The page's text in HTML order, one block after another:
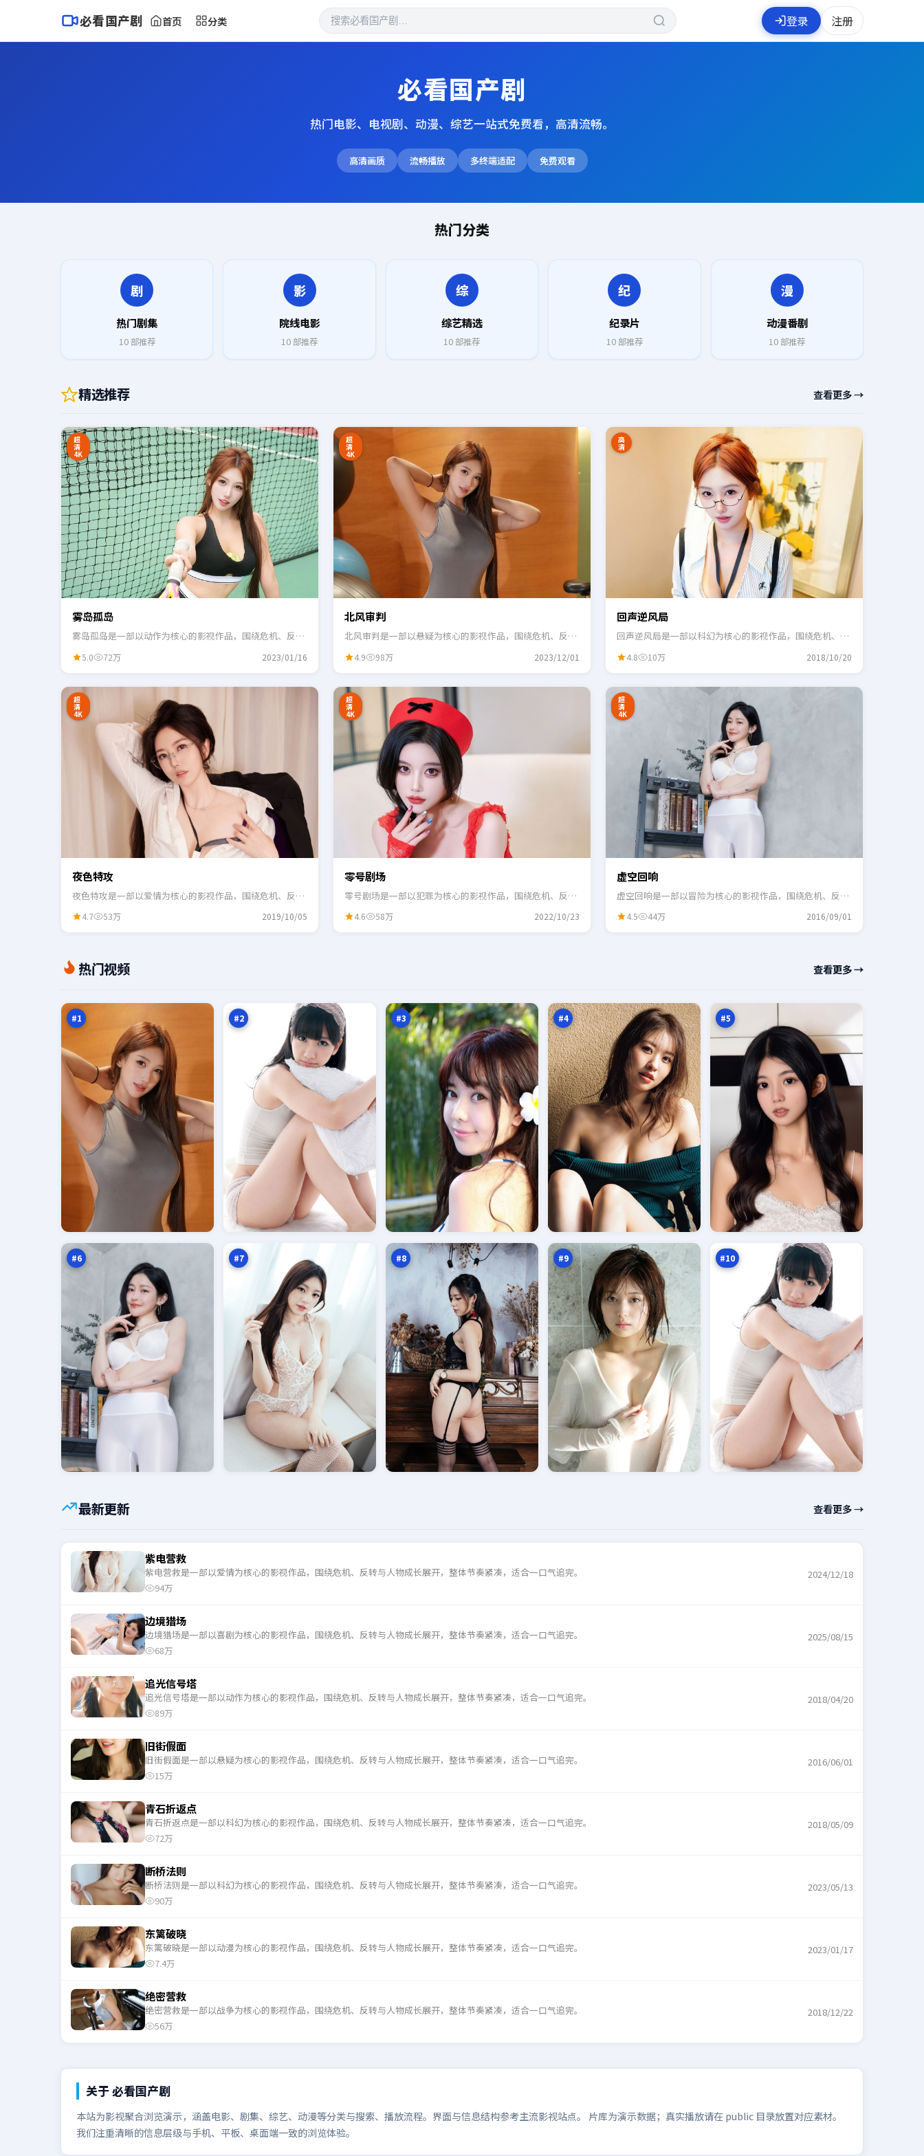
必看国产剧 首页 分类 登录 注册
必看国产剧
热门电影、电视剧、动漫、综艺一站式免费看，高清流畅。
高清画质 流畅播放 多终端适配 免费观看
热门分类
剧
热门剧集
10部推荐
影
院线电影
10部推荐
综
综艺精选
10部推荐
纪
纪录片
10部推荐
漫
动漫番剧
10部推荐
精选推荐 查看更多 →
超
清
4K
雾岛孤岛
雾岛孤岛是一部以动作为核心的影视作品，围绕危机、反转
5.0 72万 2023/01/16
超
清
4K
北风审判
北风审判是一部以悬疑为核心的影视作品，围绕危机、反转
4.9 98万 2023/12/01
高
清
回声逆风局
回声逆风局是一部以科幻为核心的影视作品，围绕危机、反
4.8 10万 2018/10/20
超
清
4K
夜色特攻
夜色特攻是一部以爱情为核心的影视作品，围绕危机、反转
4.7 53万 2019/10/05
超
清
4K
零号剧场
零号剧场是一部以犯罪为核心的影视作品，围绕危机、反转
4.6 58万 2022/10/23
超
清
4K
虚空回响
虚空回响是一部以冒险为核心的影视作品，围绕危机、反转
4.5 44万 2016/09/01
热门视频 查看更多 →
#1
北
风
#2 #3
序
#4 #5
#6
头万
#7
紫
电
营94
#8
长
夜
终
章万
#9
伏万
#10
示
94
万
最新更新 查看更多 →
紫电营救
紫电营救是一部以爱情为核心的影视作品，围绕危机、反转与人物成长展开，整体节奏紧凑，适合一口气追完。
94万
2024/12/18
边境猎场
边境猎场是一部以喜剧为核心的影视作品，围绕危机、反转与人物成长展开，整体节奏紧凑，适合一口气追完。
68万
2025/08/15
追光信号塔
追光信号塔是一部以动作为核心的影视作品，围绕危机、反转与人物成长展开，整体节奏紧凑，适合一口气追完。
89万
2018/04/20
旧街假面
旧街假面是一部以悬疑为核心的影视作品，围绕危机、反转与人物成长展开，整体节奏紧凑，适合一口气追完。
15万
2016/06/01
青石折返点
青石折返点是一部以科幻为核心的影视作品，围绕危机、反转与人物成长展开，整体节奏紧凑，适合一口气追完。
72万
2018/05/09
断桥法则
断桥法则是一部以科幻为核心的影视作品，围绕危机、反转与人物成长展开，整体节奏紧凑，适合一口气追完。
90万
2023/05/13
东篱破晓
东篱破晓是一部以动漫为核心的影视作品，围绕危机、反转与人物成长展开，整体节奏紧凑，适合一口气追完。
7.4万
2023/01/17
绝密营救
绝密营救是一部以战争为核心的影视作品，围绕危机、反转与人物成长展开，整体节奏紧凑，适合一口气追完。
56万
2018/12/22
关于必看国产剧
本站为影视聚合浏览演示，涵盖电影、剧集、综艺、动漫等分类与搜索、播放流程。界面与信息结构参考主流影视站点。 片库为演示数据；真实播放请在 public 目录放置对应素材。
我们注重清晰的信息层级与手机、平板、桌面端一致的浏览体验。